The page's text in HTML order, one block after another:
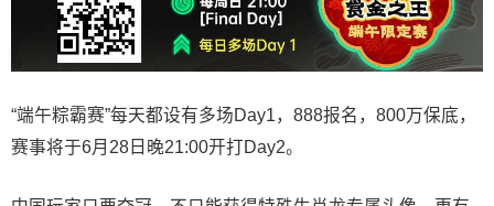
“端午粽霸赛”每天都设有多场Day1，888报名，800万保底，
赛事将于6月28日晚21:00开打Day2。